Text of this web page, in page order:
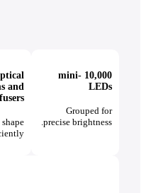
10,000 mini-
LEDs
Grouped for
precise brightness.
and